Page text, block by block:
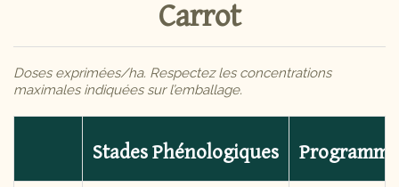
Carrot
Doses exprimées/ha. Respectez les concentrations
maximales indiquées sur l’emballage.
Stades Phénologiques